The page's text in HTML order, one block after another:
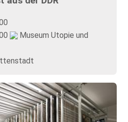
Museum Utopie und